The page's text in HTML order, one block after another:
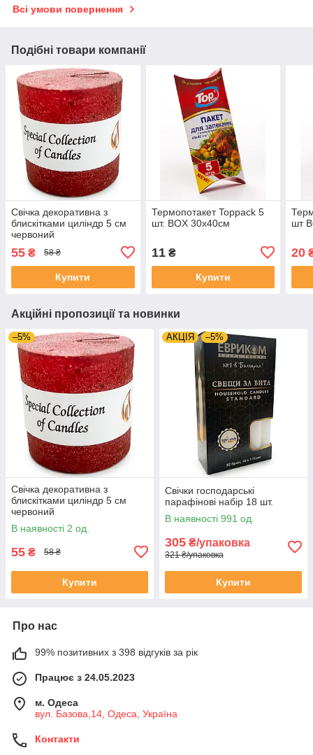
Всі умови повернення
Подібні товари компанії
Свічка декоративна з
блискітками циліндр 5 см
червоний
55 ₴ 58 ₴
Купити
Термопотакет Toppack 5
шт. BOX 30х40см
11₴
Купити
шт
20
Акційні пропозиції та новинки
–5%
Свічка декоративна з
блискітками циліндр 5 см
червоний
В наявності 2 од.
55 ₴ 58 ₴
Купити
АКЦІЯ –5%
Свічки господарські
парафінові набір 18 шт.
В наявності 991 од.
305 ₴/упаковка
321 ₴/упаковка
Купити
Про нас
99% позитивних з 398 відгуків за рік
Працює з 24.05.2023
м. Одеса
вул. Базова,14, Одеса, Україна
Контакти